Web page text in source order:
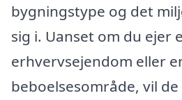
bygningstype og det
sig i. Uanset om du ejer
erhvervsejendom eller
beboelsesområde, vil